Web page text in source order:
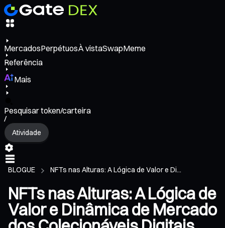
MercadosPerpétuosÀ vistaSwapMeme
Referência
Mais
Pesquisar token/carteira
/
Atividade
BLOGUE NFTs nas Alturas: A Lógica de Valor e Di...
NFTs nas Alturas: A Lógica de
Valor e Dinâmica de Mercado